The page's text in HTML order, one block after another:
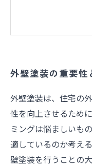
土日に外壁塗
訣
平日 vs 土日：
底比較
満足のいく外
グ選び
外壁塗装の重要性
外壁塗装は、住宅の
性を向上させるため
ミングは悩ましいも
適しているのか考え
壁塗装を行うことの